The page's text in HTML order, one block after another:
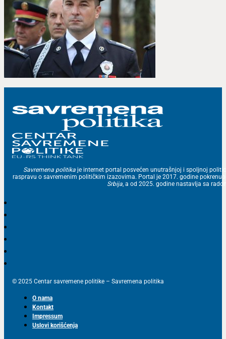
Savremena politika je internet portal posvećen unutrašnjoj i spoljnoj
raspravu o savremenim političkim izazovima. Portal je 2017. godine
Srbija, a od 2025. godine nastavlja sa
© 2025 Centar savremene politike – Savremena politika
O nama
Kontakt
Impressum
Uslovi korišćenja